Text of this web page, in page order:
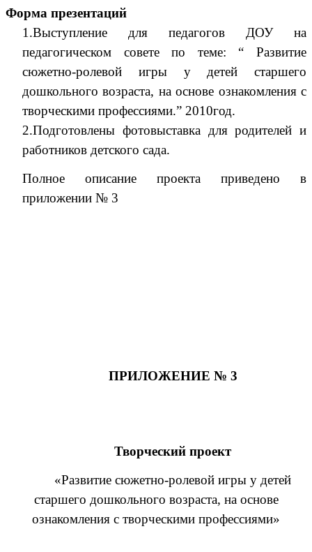
Форма презентаций
1.Выступление для педагогов ДОУ на
педагогическом совете по теме: “ Развитие
сюжетно-ролевой игры у детей старшего
дошкольного возраста, на основе ознакомления с
творческими профессиями.” 2010год.
2.Подготовлены фотовыставка для родителей и
работников детского сада.
Полное описание проекта приведено в
приложении № 3
ПРИЛОЖЕНИЕ № 3
Творческий проект
«Развитие сюжетно-ролевой игры у детей
старшего дошкольного возраста, на основе
ознакомления с творческими профессиями»